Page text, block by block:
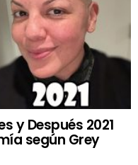
y Después 2021
según Grey